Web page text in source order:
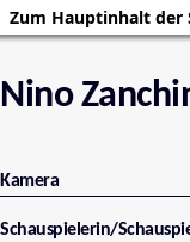
Zum Hauptinhalt der
Nino
Kamera
Schauspielerin/